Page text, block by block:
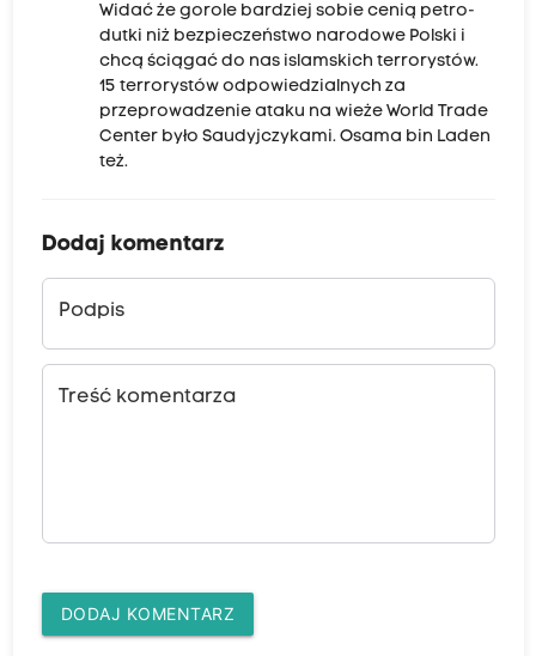
Widać że gorole bardziej sobie cenią petro-
dutki niż bezpieczeństwo narodowe Polski i
chcą ściągać do nas islamskich terrorystów.
15 terrorystów odpowiedzialnych za
przeprowadzenie ataku na wieże World Trade
Center było Saudyjczykami. Osama bin Laden
też.
Dodaj komentarz
Podpis
Treść komentarza
DODAJ KOMENTARZ